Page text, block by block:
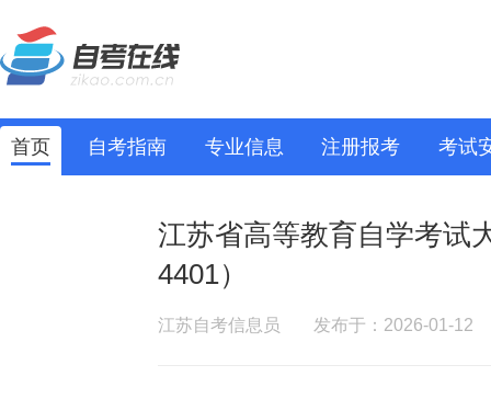
首页 自考指南 专业信息 注册报考 考试
江苏省高等教育自学考试
4401）
江苏自考信息员 发布于：2026-01-12